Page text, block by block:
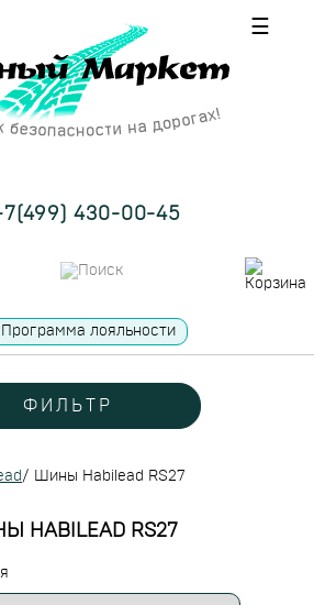
☰
430-00-45
Программа лояльности
ФИЛЬТР
/ Шины Habilead RS27
HABILEAD RS27